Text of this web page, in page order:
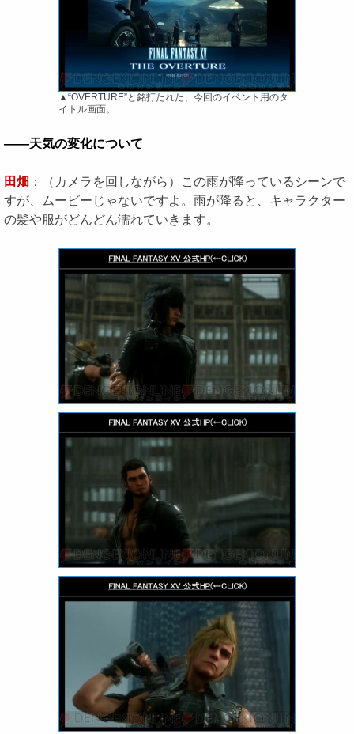
▲“OVERTURE”と銘打たれた、今回のイベント用のタ
イトル画面。
――天気の変化について
田畑 ：（カメラを回しながら）この雨が降っているシーンで
すが、ムービーじゃないですよ。雨が降ると、キャラクター
の髪や服がどんどん濡れていきます。